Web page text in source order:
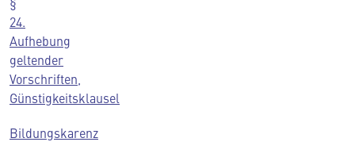
24.
Aufhebung
geltender
Vorschriften,
Günstigkeitsklausel
Bildungskarenz